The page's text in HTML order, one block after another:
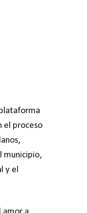
el proceso
municipio,
y el